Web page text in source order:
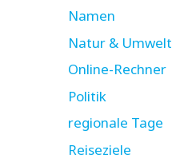
Namen
Natur & Umwelt
Online-Rechner
Politik
regionale Tage
Reiseziele